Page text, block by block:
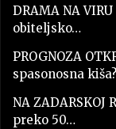
DRAMA NA
obiteljsko…
PROGNOZA
spasonosna
NA
preko 50…